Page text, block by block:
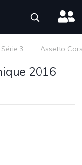
Série 3 Assetto
2016